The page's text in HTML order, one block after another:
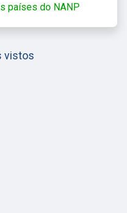
países do NANP
vistos